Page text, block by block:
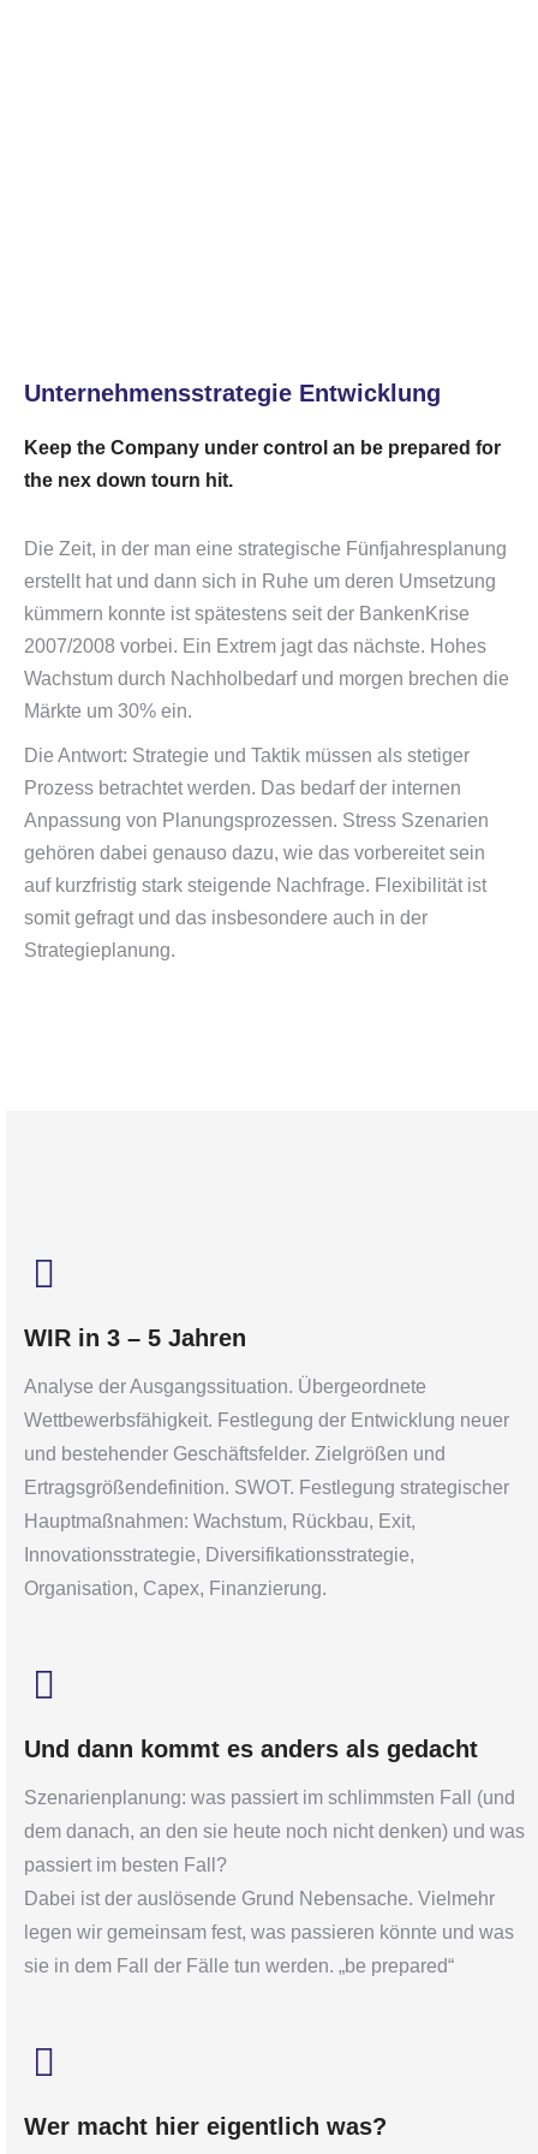
Unternehmensstrategie Entwicklung
Keep the Company under control an be prepared for
the nex down tourn hit.
Die Zeit, in der man eine strategische Fünfjahresplanung
erstellt hat und dann sich in Ruhe um deren Umsetzung
kümmern konnte ist spätestens seit der BankenKrise
2007/2008 vorbei. Ein Extrem jagt das nächste. Hohes
Wachstum durch Nachholbedarf und morgen brechen die
Märkte um 30% ein.
Die Antwort: Strategie und Taktik müssen als stetiger
Prozess betrachtet werden. Das bedarf der internen
Anpassung von Planungsprozessen. Stress Szenarien
gehören dabei genauso dazu, wie das vorbereitet sein
auf kurzfristig stark steigende Nachfrage. Flexibilität ist
somit gefragt und das insbesondere auch in der
Strategieplanung.
WIR in 3 – 5 Jahren
Analyse der Ausgangssituation. Übergeordnete
Wettbewerbsfähigkeit. Festlegung der Entwicklung neuer
und bestehender Geschäftsfelder. Zielgrößen und
Ertragsgrößendefinition. SWOT. Festlegung strategischer
Hauptmaßnahmen: Wachstum, Rückbau, Exit,
Innovationsstrategie, Diversifikationsstrategie,
Organisation, Capex, Finanzierung.
Und dann kommt es anders als gedacht
Szenarienplanung: was passiert im schlimmsten Fall (und
dem danach, an den sie heute noch nicht denken) und was
passiert im besten Fall?
Dabei ist der auslösende Grund Nebensache. Vielmehr
legen wir gemeinsam fest, was passieren könnte und was
sie in dem Fall der Fälle tun werden. „be prepared“
Wer macht hier eigentlich was?